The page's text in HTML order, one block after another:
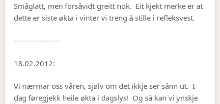
Småglatt, men forsåvidt greitt nok. Eit kjekt merke er at
dette er siste økta i vinter vi treng å stille i refleksvest.
——————-
18.02.2012:
Vi nærmar oss våren, sjølv om det ikkje ser sånn ut. I
dag føregjekk heile økta i dagslys! Og så kan vi ynskje